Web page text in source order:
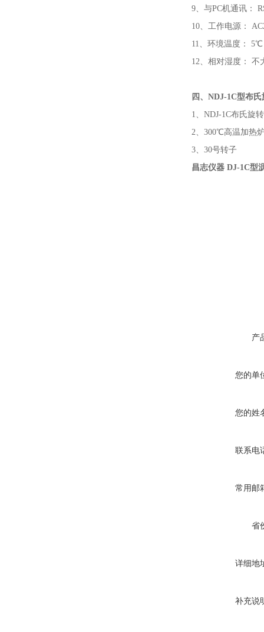
9、与PC机通讯：
10、工作电源：
11、环境温度：
12、相对湿度： 不
四、 NDJ-1C型布
1、NDJ-1C布氏旋
2、300℃高温加热
3、30号转子
昌志仪器 DJ-1C型
产
您的单
您的姓
联系电
常用邮
省
详细地
补充说